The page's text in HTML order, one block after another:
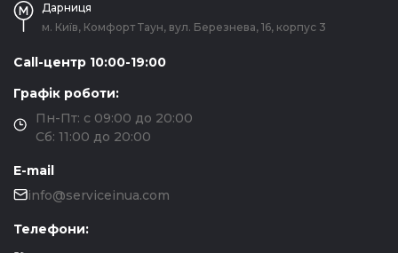
Дарниця
м. Київ, Комфорт Таун, вул. Березнева, 16, корпус 3
Call-центр 10:00-19:00
Графік роботи:
Пн-Пт: с 09:00 до 20:00
Сб: 11:00 до 20:00
E-mail
info@serviceinua.com
Телефони: